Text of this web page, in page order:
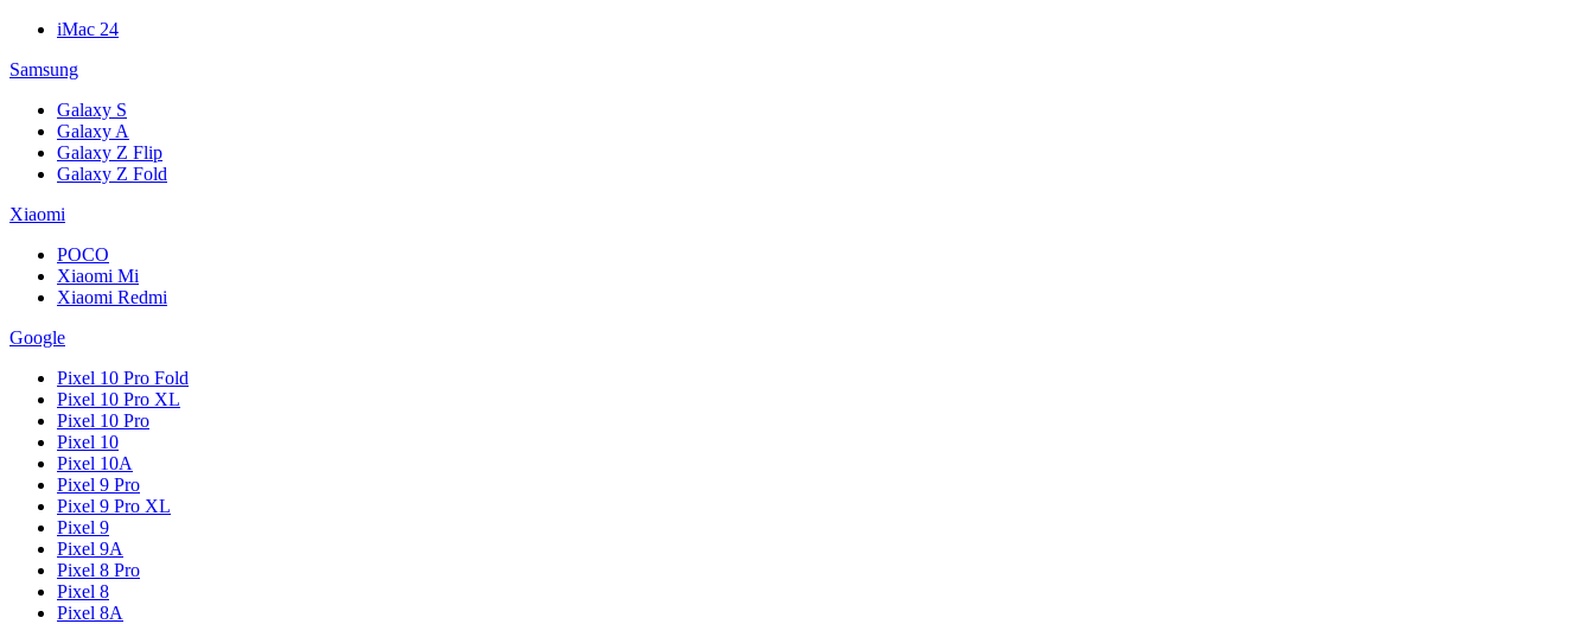
iMac 24
Samsung
Galaxy S
Galaxy A
Galaxy Z Flip
Galaxy Z Fold
Xiaomi
POCO
Xiaomi Mi
Xiaomi Redmi
Google
Pixel 10 Pro Fold
Pixel 10 Pro XL
Pixel 10 Pro
Pixel 10
Pixel 10A
Pixel 9 Pro
Pixel 9 Pro XL
Pixel 9
Pixel 9A
Pixel 8 Pro
Pixel 8
Pixel 8A